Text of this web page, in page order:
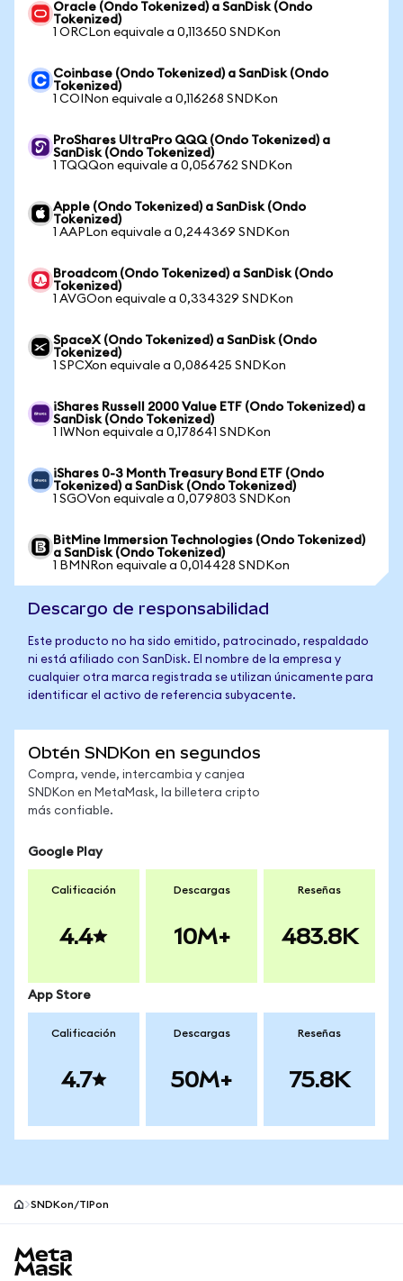
Oracle (Ondo Tokenized) a SanDisk (Ondo
Tokenized)
1 ORCLon equivale a 0,113650 SNDKon
Coinbase (Ondo Tokenized) a SanDisk (Ondo
Tokenized)
1 COINon equivale a 0,116268 SNDKon
ProShares UltraPro QQQ (Ondo Tokenized) a
SanDisk (Ondo Tokenized)
1 TQQQon equivale a 0,056762 SNDKon
Apple (Ondo Tokenized) a SanDisk (Ondo
Tokenized)
1 AAPLon equivale a 0,244369 SNDKon
Broadcom (Ondo Tokenized) a SanDisk (Ondo
Tokenized)
1 AVGOon equivale a 0,334329 SNDKon
SpaceX (Ondo Tokenized) a SanDisk (Ondo
Tokenized)
1 SPCXon equivale a 0,086425 SNDKon
iShares Russell 2000 Value ETF (Ondo Tokenized) a
SanDisk (Ondo Tokenized)
1 IWNon equivale a 0,178641 SNDKon
iShares 0-3 Month Treasury Bond ETF (Ondo
Tokenized) a SanDisk (Ondo Tokenized)
1 SGOVon equivale a 0,079803 SNDKon
BitMine Immersion Technologies (Ondo Tokenized)
a SanDisk (Ondo Tokenized)
1 BMNRon equivale a 0,014428 SNDKon
Descargo de responsabilidad
Este producto no ha sido emitido, patrocinado, respaldado
ni está afiliado con SanDisk. El nombre de la empresa y
cualquier otra marca registrada se utilizan únicamente para
identificar el activo de referencia subyacente.
Obtén SNDKon en segundos
Compra, vende, intercambia y canjea
SNDKon en MetaMask, la billetera cripto
más confiable.
Google Play
Calificación
4.4
Descargas
10M+
Reseñas
483.8K
App Store
Calificación
4.7
Descargas
50M+
Reseñas
75.8K
SNDKon/TIPon